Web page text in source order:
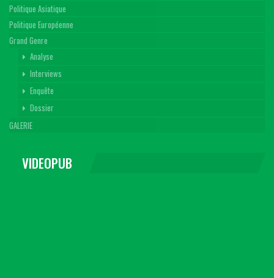
Politique Asiatique
Politique Européenne
Grand Genre
Analyse
Interviews
Enquête
Dossier
GALERIE
VIDEOPUB